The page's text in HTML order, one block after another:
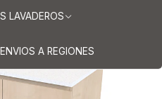
LAVADEROS
ENVIOS A REGIONES